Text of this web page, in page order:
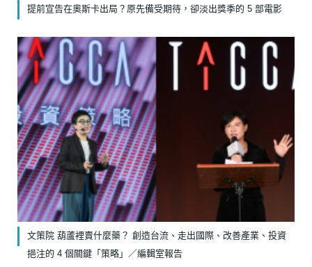
提前宣告在奧斯卡出局？原先備受期待，卻淡出獎季的 5 部電影
文策院 葫蘆裡賣什麼藥？ 創造台流、走出國際、改善產業、投資
挹注的 4 個關鍵「策略」／編輯室報告